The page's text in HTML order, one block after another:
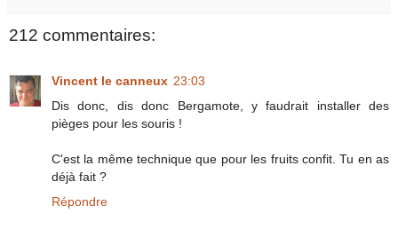
212 commentaires:
Vincent le canneux 23:03
Dis donc, dis donc Bergamote, y faudrait installer des
pièges pour les souris !
C'est la même technique que pour les fruits confit. Tu en as
déjà fait ?
Répondre